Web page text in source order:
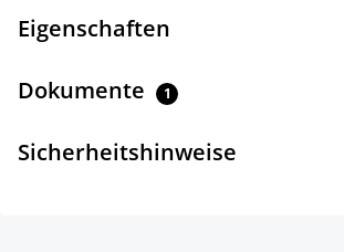
Eigenschaften
Dokumente 1
Sicherheitshinweise